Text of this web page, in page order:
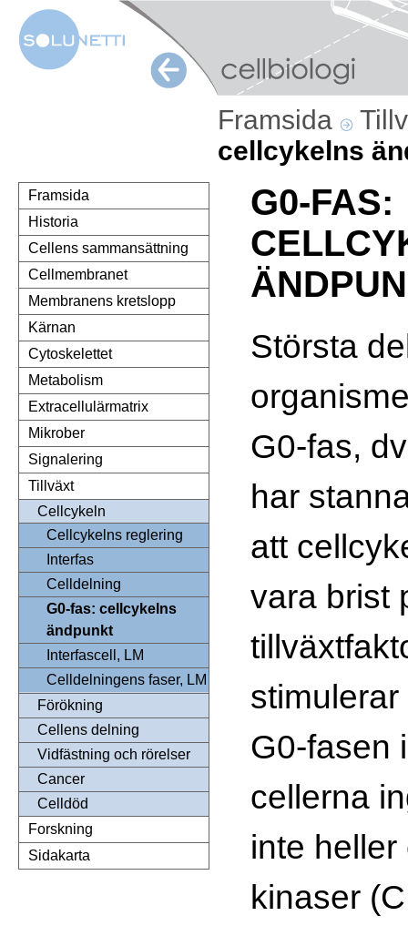
Framsida
cellcykelns
Framsida
Historia
Cellens sammansättning
Cellmembranet
Membranens kretslopp
Kärnan
Cytoskelettet
Metabolism
Extracellulärmatrix
Mikrober
Signalering
Tillväxt
Cellcykeln
Cellcykelns reglering
Interfas
Celldelning
G0-fas: cellcykelns
ändpunkt
Interfascell, LM
Celldelningens faser, LM
Förökning
Cellens delning
Vidfästning och rörelser
Cancer
Celldöd
Forskning
Sidakarta
G0-FAS:
Största
G0-fas,
har
att
vara brist
G0-fasen
cellerna
inte
kinaser